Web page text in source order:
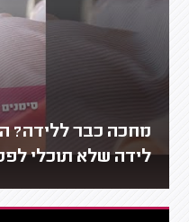
מחכה כבר ללידה?
לידה שלא תוכלי